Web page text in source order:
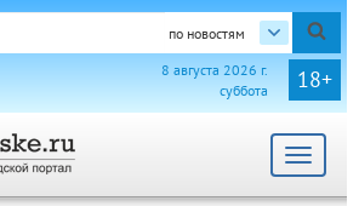
по новостям
18+
8 августа 2026 г.
суббота
Toggle